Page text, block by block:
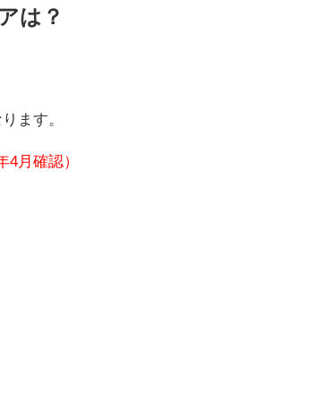
は？
ます。
月確認）